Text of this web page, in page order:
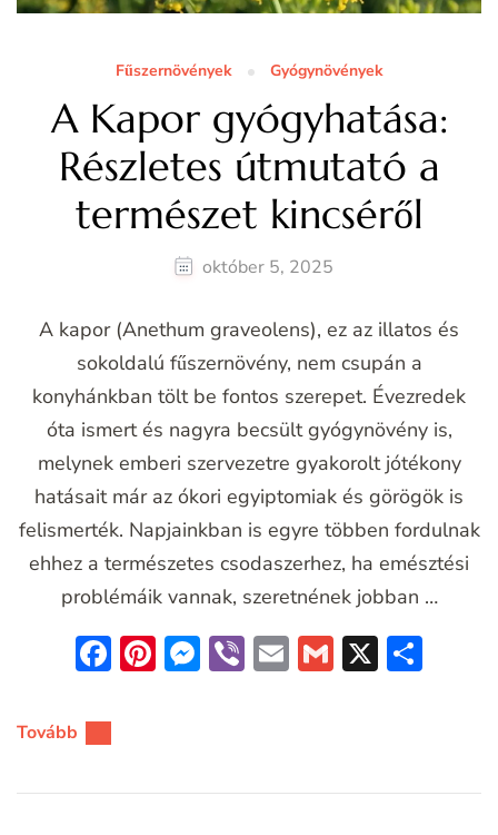
Fűszernövények Gyógynövények
A Kapor gyógyhatása:
Részletes útmutató a
természet kincséről
október 5, 2025
A kapor (Anethum graveolens), ez az illatos és
sokoldalú fűszernövény, nem csupán a
konyhánkban tölt be fontos szerepet. Évezredek
óta ismert és nagyra becsült gyógynövény is,
melynek emberi szervezetre gyakorolt jótékony
hatásait már az ókori egyiptomiak és görögök is
felismerték. Napjainkban is egyre többen fordulnak
ehhez a természetes csodaszerhez, ha emésztési
problémáik vannak, szeretnének jobban …
Facebook
Pinterest
Messenger
ViberEmailGmail
X
Tovább